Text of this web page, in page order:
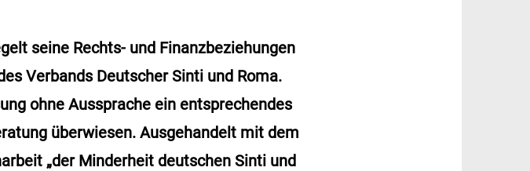
seine Rechts- und Finanzbeziehungen
Verbands Deutscher Sinti und Roma.
ohne Aussprache ein entsprechendes
überwiesen. Ausgehandelt mit dem
„der Minderheit deutschen Sinti und